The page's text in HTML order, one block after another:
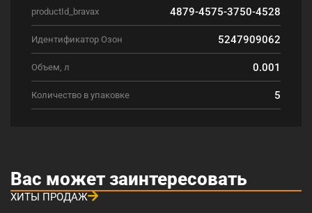
productId_bravax 4879-4575-3750-4528
Идентификатор Озон 5247909062
Объем, л 0.001
Количество в упаковке 5
Вас может заинтересовать
ХИТЫ ПРОДАЖ